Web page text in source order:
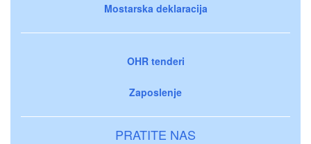
Mostarska deklaracija
OHR tenderi
Zaposlenje
PRATITE NAS